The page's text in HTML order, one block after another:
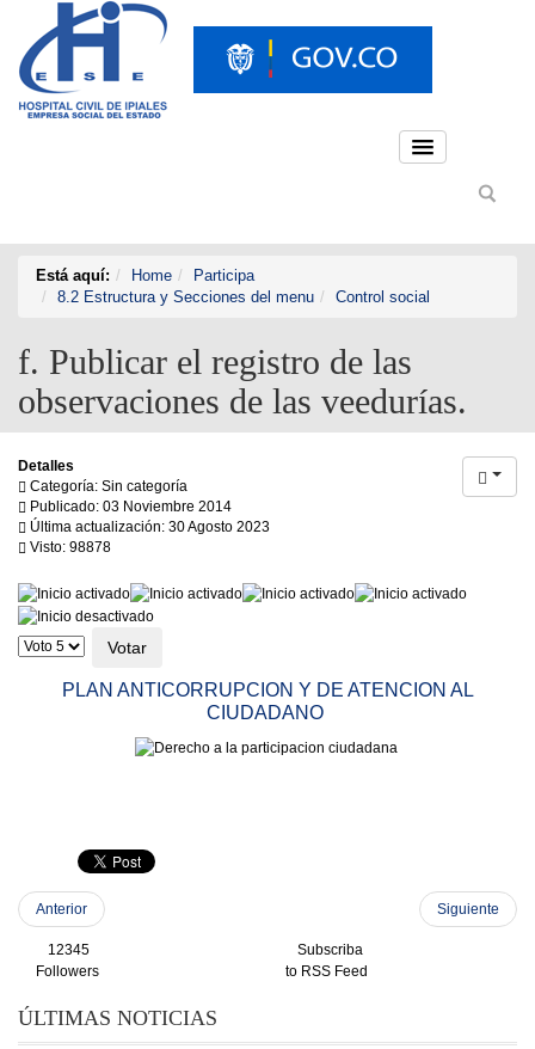
Está aquí: Home
Participa
8.2 Estructura y Secciones del menu
Control social
f. Publicar el registro de las
observaciones de las veedurías.
Detalles
Categoría: Sin categoría
Publicado: 03 Noviembre 2014
Última actualización: 30 Agosto 2023
Visto: 98878
Ratio:4/5
Por
favor,
PLAN ANTICORRUPCION Y DE ATENCION AL
CIUDADANO
Anterior Siguiente
12345
Followers
Subscriba
to RSS Feed
ÚLTIMAS NOTICIAS